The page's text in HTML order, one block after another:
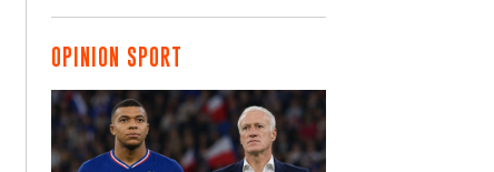
OPINION SPORT